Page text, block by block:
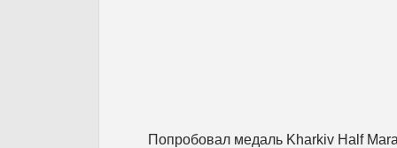
Попробовал медаль Kharkiv Half